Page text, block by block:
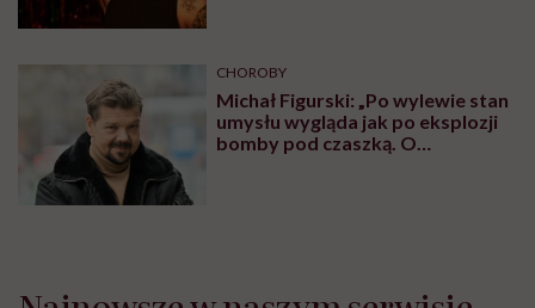
CHOROBY
Michał Figurski: „Po wylewie stan
umysłu wygląda jak po eksplozji
bomby pod czaszką. O